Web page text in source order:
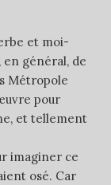
et moi-
général, de
Métropole
pour
et tellement
imaginer ce
osé. Car